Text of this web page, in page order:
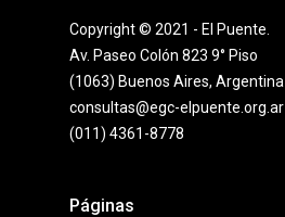
Copyright © 2021 - El Puente.
Av. Paseo Colón 823 9° Piso
(1063) Buenos Aires, Argentina
consultas@egc-elpuente.org.ar
(011) 4361-8778
Páginas